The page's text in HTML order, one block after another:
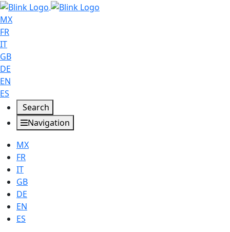
MX
FR
IT
GB
DE
EN
ES
Search
Navigation
MX
FR
IT
GB
DE
EN
ES